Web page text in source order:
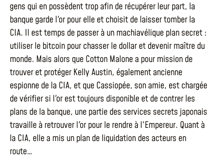
gens qui en possèdent trop afin de récupérer leur part, la
banque garde l'or pour elle et choisit de laisser tomber la
CIA. Il est temps de passer à un machiavélique plan secret :
utiliser le bitcoin pour chasser le dollar et devenir maître du
monde. Mais alors que Cotton Malone a pour mission de
trouver et protéger Kelly Austin, également ancienne
espionne de la CIA, et que Cassiopée, son amie, est chargée
de vérifier si l'or est toujours disponible et de contrer les
plans de la banque, une partie des services secrets japonais
travaille à retrouver l'or pour le rendre à l'Empereur. Quant à
la CIA, elle a mis un plan de liquidation des acteurs en
route…